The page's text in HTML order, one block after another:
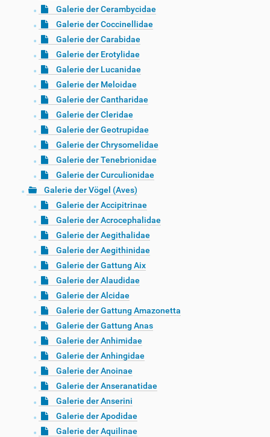
Galerie der Cerambycidae
Galerie der Coccinellidae
Galerie der Carabidae
Galerie der Erotylidae
Galerie der Lucanidae
Galerie der Meloidae
Galerie der Cantharidae
Galerie der Cleridae
Galerie der Geotrupidae
Galerie der Chrysomelidae
Galerie der Tenebrionidae
Galerie der Curculionidae
Galerie der Vögel (Aves)
Galerie der Accipitrinae
Galerie der Acrocephalidae
Galerie der Aegithalidae
Galerie der Aegithinidae
Galerie der Gattung Aix
Galerie der Alaudidae
Galerie der Alcidae
Galerie der Gattung Amazonetta
Galerie der Gattung Anas
Galerie der Anhimidae
Galerie der Anhingidae
Galerie der Anoinae
Galerie der Anseranatidae
Galerie der Anserini
Galerie der Apodidae
Galerie der Aquilinae